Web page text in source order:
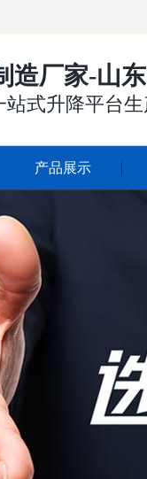
造厂家-山
式升降平台
产品展示